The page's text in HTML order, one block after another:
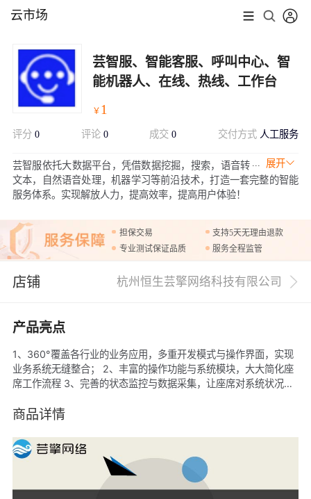
云市场
芸智服、智能客服、呼叫中心、智
能机器人、在线、热线、工作台
￥ 1
评分 0 评论 0 成交0 交付方式 人工服务
展开
芸智服依托大数据平台，凭借数据挖掘，搜索，语音转
文本，自然语音处理，机器学习等前沿技术，打造一套完整的智能
服务体系。实现解放人力，提高效率，提高用户体验！
担保交易
支持5天无理由退款
专业测试保证品质
服务全程监管
店铺 杭州恒生芸擎网络科技有限公司
产品亮点
1、360°覆盖各行业的业务应用，多重开发模式与操作界面，实现
业务系统无缝整合； 2、丰富的操作功能与系统模块，大大简化座
席工作流程 3、完善的状态监控与数据采集，让座席对系统状况了
商品详情